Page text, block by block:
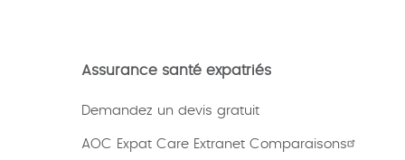
Assurance santé expatriés
Demandez un devis gratuit
AOC Expat Care Extranet Comparaisons